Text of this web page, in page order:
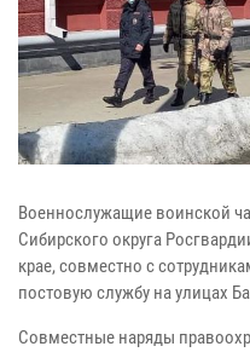
Военнослужащие воинской
Сибирского округа
крае, совместно с
постовую службу на улицах
Совместные наряды